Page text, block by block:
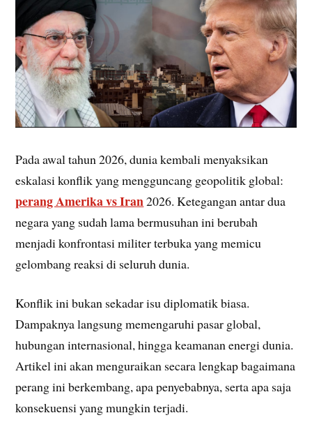
Pada awal tahun 2026, dunia kembali menyaksikan
eskalasi konflik yang mengguncang geopolitik global:
perang Amerika vs Iran2026. Ketegangan antar dua
negara yang sudah lama bermusuhan ini berubah
menjadi konfrontasi militer terbuka yang memicu
gelombang reaksi di seluruh dunia.
Konflik ini bukan sekadar isu diplomatik biasa.
Dampaknya langsung memengaruhi pasar global,
hubungan internasional, hingga keamanan energi dunia.
Artikel ini akan menguraikan secara lengkap bagaimana
perang ini berkembang, apa penyebabnya, serta apa saja
konsekuensi yang mungkin terjadi.